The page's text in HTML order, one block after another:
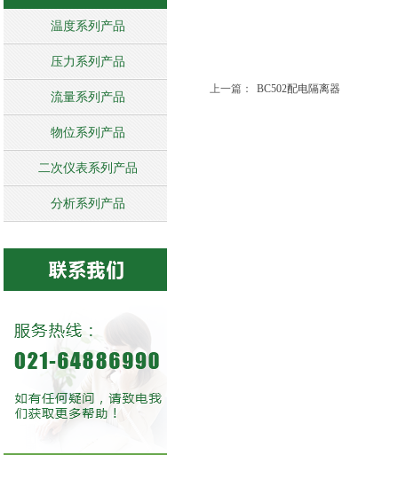
上一篇： BC502配电隔离器
温度系列产品
压力系列产品
流量系列产品
物位系列产品
二次仪表系列产品
分析系列产品